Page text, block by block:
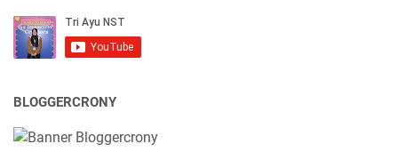
BLOGGERCRONY